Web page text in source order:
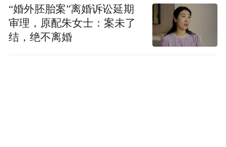
“婚外胚胎案”离婚诉讼延期
审理，原配朱女士：案未了
结，绝不离婚